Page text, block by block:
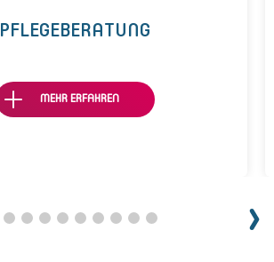
PFLEGEBERATUNG
MEHR ERFAHREN